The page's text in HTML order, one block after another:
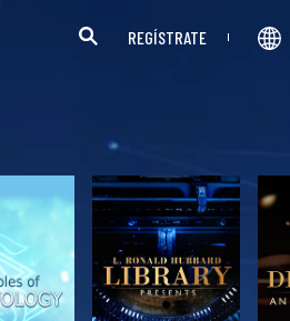
REGÍSTRATE